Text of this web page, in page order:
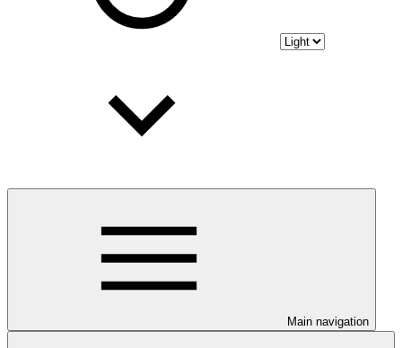
Main navigation